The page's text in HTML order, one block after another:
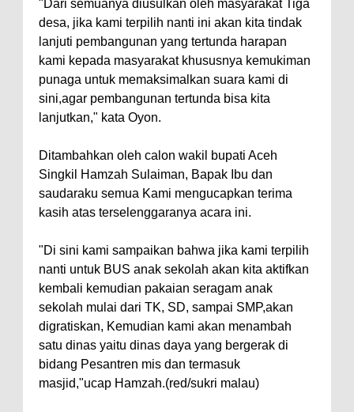
"Dari semuanya diusulkan oleh masyarakat Tiga
desa, jika kami terpilih nanti ini akan kita tindak
lanjuti pembangunan yang tertunda harapan
kami kepada masyarakat khususnya kemukiman
punaga untuk memaksimalkan suara kami di
sini,agar pembangunan tertunda bisa kita
lanjutkan," kata Oyon.
Ditambahkan oleh calon wakil bupati Aceh
Singkil Hamzah Sulaiman, Bapak Ibu dan
saudaraku semua Kami mengucapkan terima
kasih atas terselenggaranya acara ini.
"Di sini kami sampaikan bahwa jika kami terpilih
nanti untuk BUS anak sekolah akan kita aktifkan
kembali kemudian pakaian seragam anak
sekolah mulai dari TK, SD, sampai SMP,akan
digratiskan, Kemudian kami akan menambah
satu dinas yaitu dinas daya yang bergerak di
bidang Pesantren mis dan termasuk
masjid,"ucap Hamzah.(red/sukri malau)